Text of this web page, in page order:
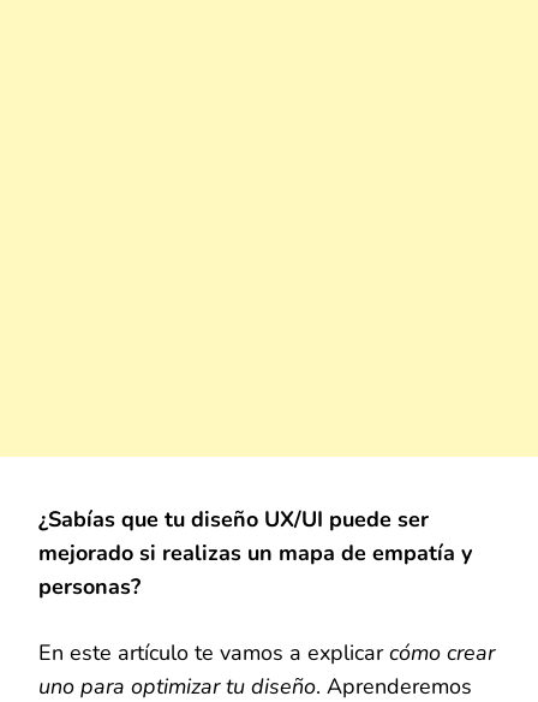
¿Sabías que tu diseño UX/UI puede ser
mejorado si realizas un mapa de empatía y
personas?
En este artículo te vamos a explicarcómo crear
uno para optimizar tu diseño. Aprenderemos